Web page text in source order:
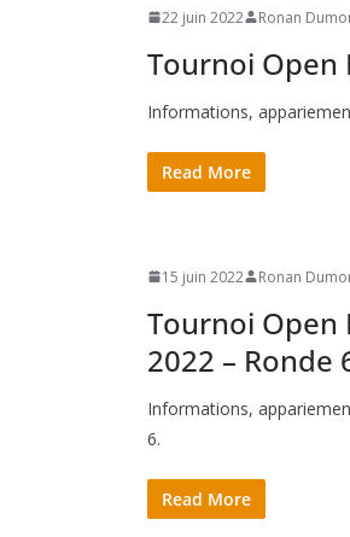
22 juin 2022 Ronan
Tournoi Open
Informations,
Read More
15 juin 2022 Ronan
Tournoi Open
2022 – Ronde
Informations,
6.
Read More